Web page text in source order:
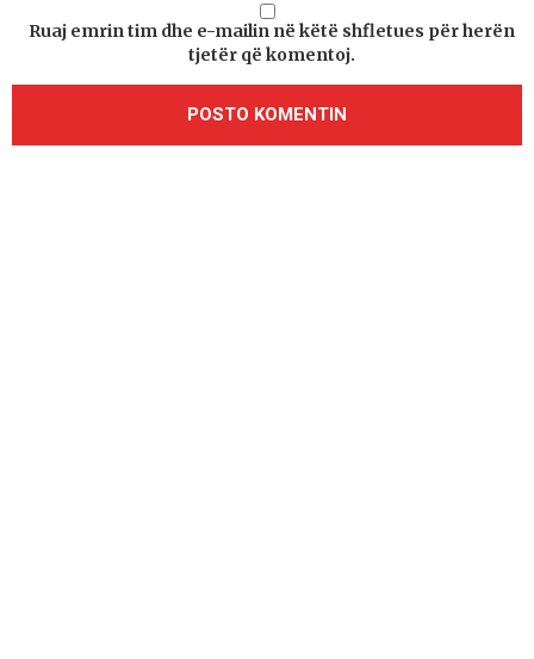
Ruaj emrin tim dhe e-mailin në këtë shfletues për herën
tjetër që komentoj.